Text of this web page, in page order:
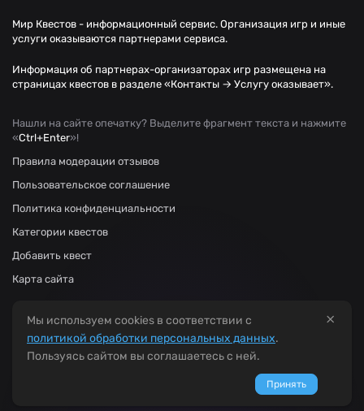
Мир Квестов - информационный сервис. Организация игр и иные
услуги оказываются партнерами сервиса.
Информация об партнерах-организаторах игр размещена на
страницах квестов в разделе «Контакты → Услугу оказывает».
Нашли на сайте опечатку? Выделите фрагмент текста и нажмите
«Ctrl+Enter»!
Правила модерации отзывов
Пользовательское соглашение
Политика конфиденциальности
Категории квестов
Добавить квест
Карта сайта
×
Мы используем cookies в соответствии с
политикой обработки персональных данных.
Пользуясь сайтом вы соглашаетесь с ней.
Принять